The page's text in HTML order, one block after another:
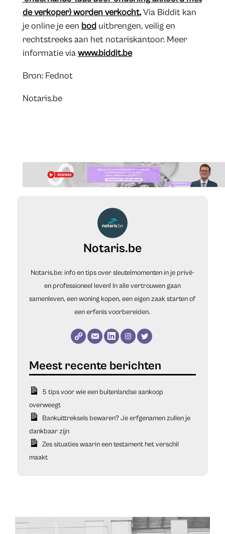
de verkoper) worden verkocht.Via Biddit kan
je online je een boduitbrengen, veilig en
rechtstreeks aan het notariskantoor. Meer
informatie viawww.biddit.be
Bron: Fednot
Notaris.be
Notaris.be
Notaris.be: info en tips over sleutelmomenten in je privé-
en professioneel leven! In alle vertrouwen gaan
samenleven, een woning kopen, een eigen zaak starten of
een erfenis voorbereiden.
5 tips voor wie een buitenlandse aankoop
overweegt
Bankuittreksels bewaren? Je erfgenamen zullen je
dankbaar zijn
Zes situaties waarin een testament het verschil
maakt